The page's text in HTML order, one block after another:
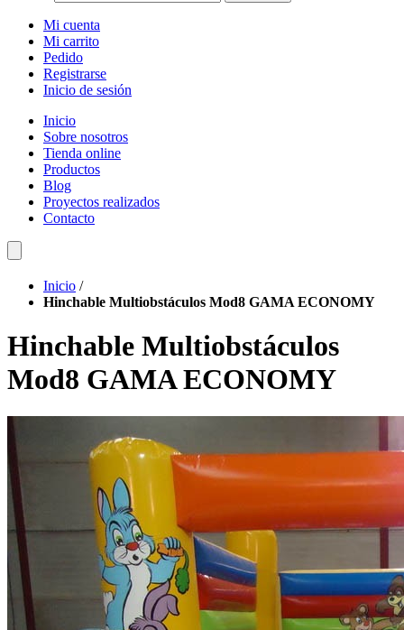
Mi cuenta
Mi carrito
Pedido
Registrarse
Inicio de sesión
Inicio
Sobre nosotros
Tienda online
Productos
Blog
Proyectos realizados
Contacto
Inicio /
Hinchable Multiobstáculos Mod8 GAMA ECONOMY
Hinchable Multiobstáculos
Mod8 GAMA ECONOMY